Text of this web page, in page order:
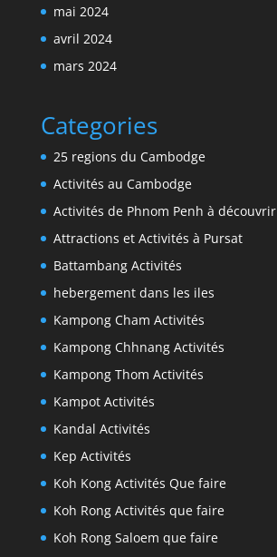
mai 2024
avril 2024
mars 2024
Categories
25 regions du Cambodge
Activités au Cambodge
Activités de Phnom Penh à découvrir
Attractions et Activités à Pursat
Battambang Activités
hebergement dans les iles
Kampong Cham Activités
Kampong Chhnang Activités
Kampong Thom Activités
Kampot Activités
Kandal Activités
Kep Activités
Koh Kong Activités Que faire
Koh Rong Activités que faire
Koh Rong Saloem que faire